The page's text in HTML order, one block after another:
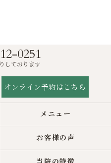
0251
しております
オンライン予約はこちら
メニュー
お客様の声